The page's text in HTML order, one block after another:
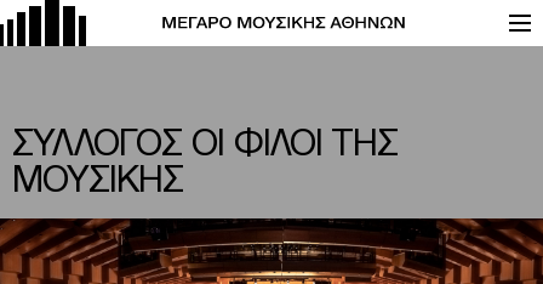
ΣΥΛΛΟΓΟΣ OΙ ΦΙΛΟΙ ΤΗΣ
ΜΟΥΣΙΚΗΣ